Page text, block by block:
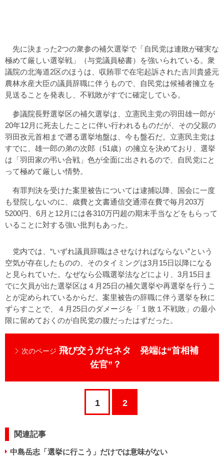
先に決まった2つの衆参の補欠選挙で「自民党は連敗が確実な
極めて厳しい選挙戦」（与党議員秘書）を強いられている。衆
議院の北海道2区のほうは、収賄罪で在宅起訴された吉川貴盛元
農林水産大臣の議員辞職に伴うもので、自民党は候補者擁立を
見送ることを発表し、不戦敗がすでに確定している。
参議院長野選挙区の補欠選挙は、立憲民主党の羽田雄一郎が
20年12月に死去したことに伴い行われるものだが、その父親の
羽田孜元首相まで遡る選挙地盤は、今も盤石だ。立憲民主党は
すでに、雄一郎の弟の次郎（51歳）の擁立を決めており、選挙
は「羽田家の弔い合戦」色が全面に出されるので、自民党にと
って極めて厳しい情勢。
有罪判決を受けた案里被告については逮捕以降、国会に一度
も登院しないのに、歳費と文書通信交通滞在費で毎月203万
5200円、6月と12月には各310万円超の期末手当などをもらって
いることに対する強い批判もあった。
党内では、“いずれ議員辞職はさせなければならない”という
空気が存在したものの、そのタイミングは3月15日以降になる
と見られていた。なぜなら公職選挙法などにより、3月15日ま
でに欠員が出た選挙区は４月25日の補欠選挙や再選挙を行うこ
とが定められているからだ。案里被告の辞職に伴う選挙を秋に
ずらすことで、４月25日のダメージを「１敗１不戦敗」の最小
限に留めておくのが自民党の腹だったはずだった。
次のページ 飛び交うガセネタ 発端は“首相補
佐官”？
1 2
関連記事
中島岳志「選挙に行こう」だけでは意味がない